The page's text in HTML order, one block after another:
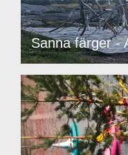
Sanna färger -